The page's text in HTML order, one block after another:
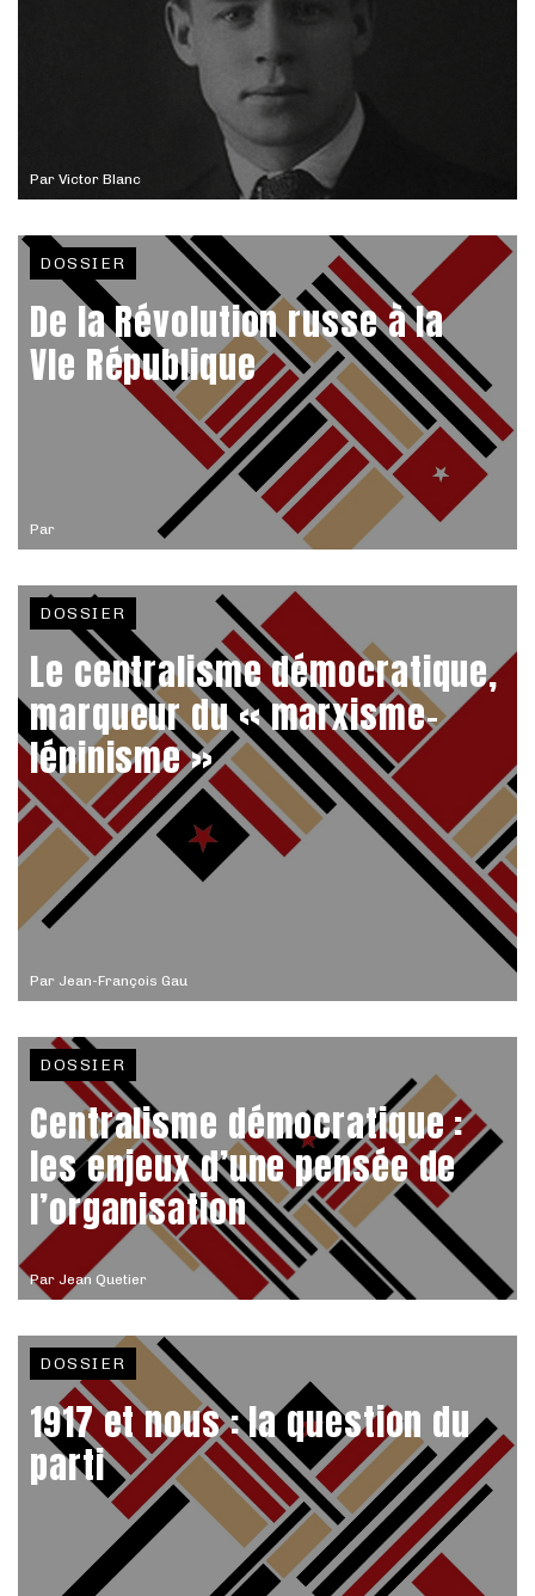
Par Victor Blanc
Par
DOSSIER
De la Révolution russe à la
VIe République
Par Jean-François Gau
DOSSIER
Le centralisme démocratique,
marqueur du « marxisme-
léninisme »
Par Jean Quetier
DOSSIER
Centralisme démocratique :
les enjeux d’une pensée de
l’organisation
DOSSIER
1917 et nous : la question du
parti